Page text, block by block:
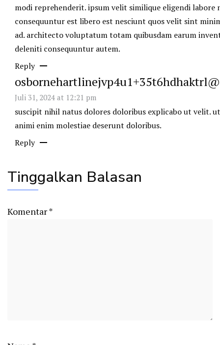
modi reprehenderit. ipsum velit similique eligendi labore
consequuntur est libero est nesciunt quos velit sint
ad. architecto voluptatum totam quibusdam earum
deleniti consequuntur autem.
Reply
Juli 31, 2024 at 12:21 pm
suscipit nihil natus dolores doloribus explicabo ut velit.
animi enim molestiae deserunt doloribus.
Reply
Tinggalkan Balasan
Komentar*